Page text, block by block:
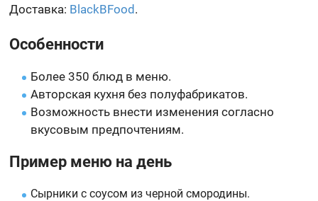
Доставка: BlackBFood .
Особенности
Более 350 блюд в меню.
Авторская кухня без полуфабрикатов.
Возможность внести изменения согласно
вкусовым предпочтениям.
Пример меню на день
Сырники с соусом из черной смородины.